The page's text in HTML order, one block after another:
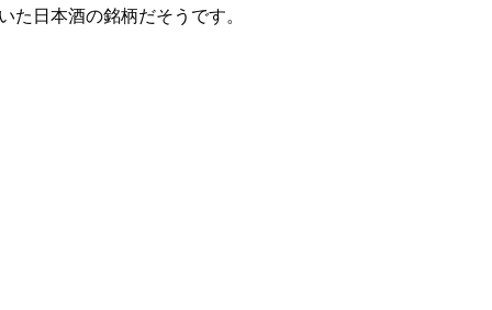
日本酒の銘柄だそうです。